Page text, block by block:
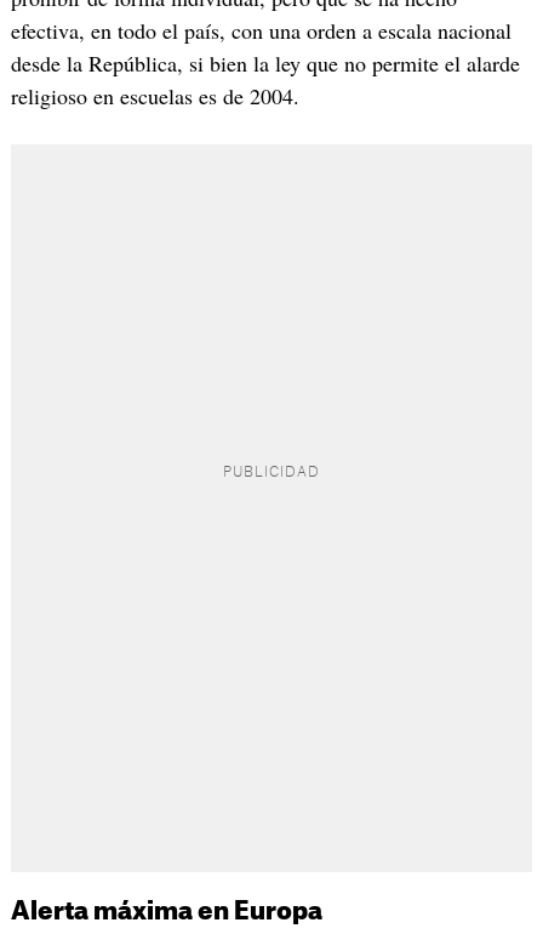
efectiva, en todo el país, con una orden a escala nacional
desde la República, si bien la ley que no permite el alarde
religioso en escuelas es de 2004.
Alerta máxima en Europa